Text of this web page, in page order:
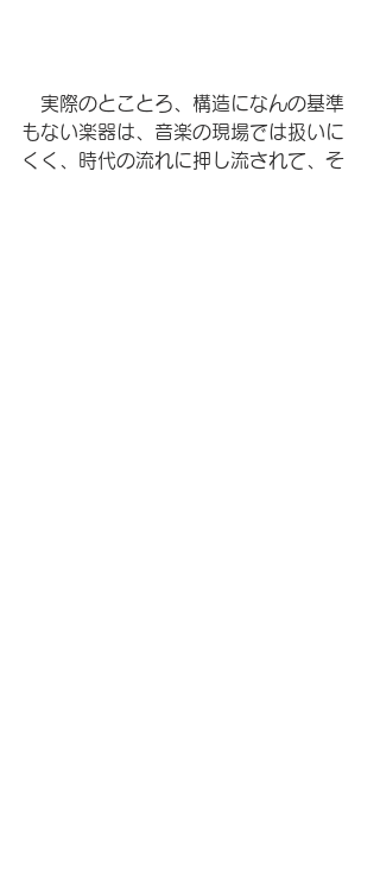
実際のとことろ、構造になんの基準
もない楽器は、音楽の現場では扱いに
くく、時代の流れに押し流されて、そ